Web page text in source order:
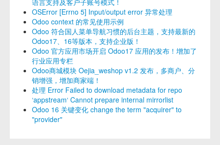
语言支持及客户子账号模式！
OSError [Errno 5] Input/output error 异常处理
Odoo context 的常见使用示例
Odoo 符合国人菜单导航习惯的后台主题，支持最新的
Odoo17、16等版本，支持企业版！
Odoo 官方应用市场开启 Odoo17 应用的发布！增加了
行业应用专栏
Odoo商城模块 Oejia_weshop v1.2 发布，多商户、分
销增强，增加商家端！
处理 Error Failed to download metadata for repo
‘appstream‘ Cannot prepare internal mirrorlist
Odoo 16 关键变化 change the term "acquirer" to
"provider"